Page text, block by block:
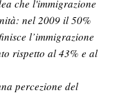
che l'immigrazione
nel 2009 il 50%
l’immigrazione
rispetto al 43% e al
percezione del